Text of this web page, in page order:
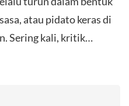
atau pidato keras di
Sering kali, kritik…